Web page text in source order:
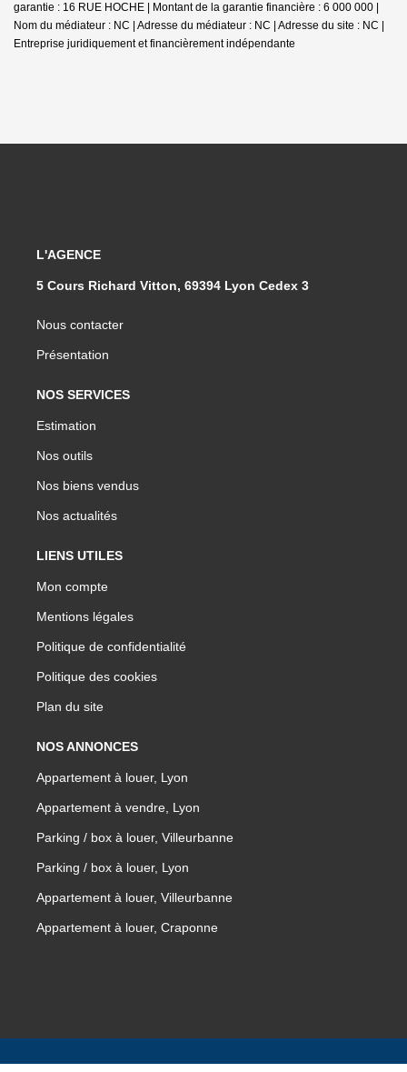
garantie : 16 RUE HOCHE | Montant de la garantie financière : 6 000 000 |
Nom du médiateur : NC | Adresse du médiateur : NC | Adresse du site : NC |
Entreprise juridiquement et financièrement indépendante
L'AGENCE
5 Cours Richard Vitton, 69394 Lyon Cedex 3
Nous contacter
Présentation
NOS SERVICES
Estimation
Nos outils
Nos biens vendus
Nos actualités
LIENS UTILES
Mon compte
Mentions légales
Politique de confidentialité
Politique des cookies
Plan du site
NOS ANNONCES
Appartement à louer, Lyon
Appartement à vendre, Lyon
Parking / box à louer, Villeurbanne
Parking / box à louer, Lyon
Appartement à louer, Villeurbanne
Appartement à louer, Craponne